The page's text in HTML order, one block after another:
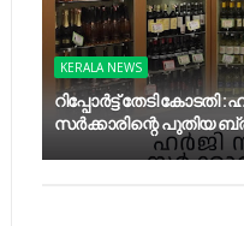
KERALA NEWS
റിപ്പോർട്ട് തേടി കോടതി
സർക്കാരിന്റെ പുതിയ